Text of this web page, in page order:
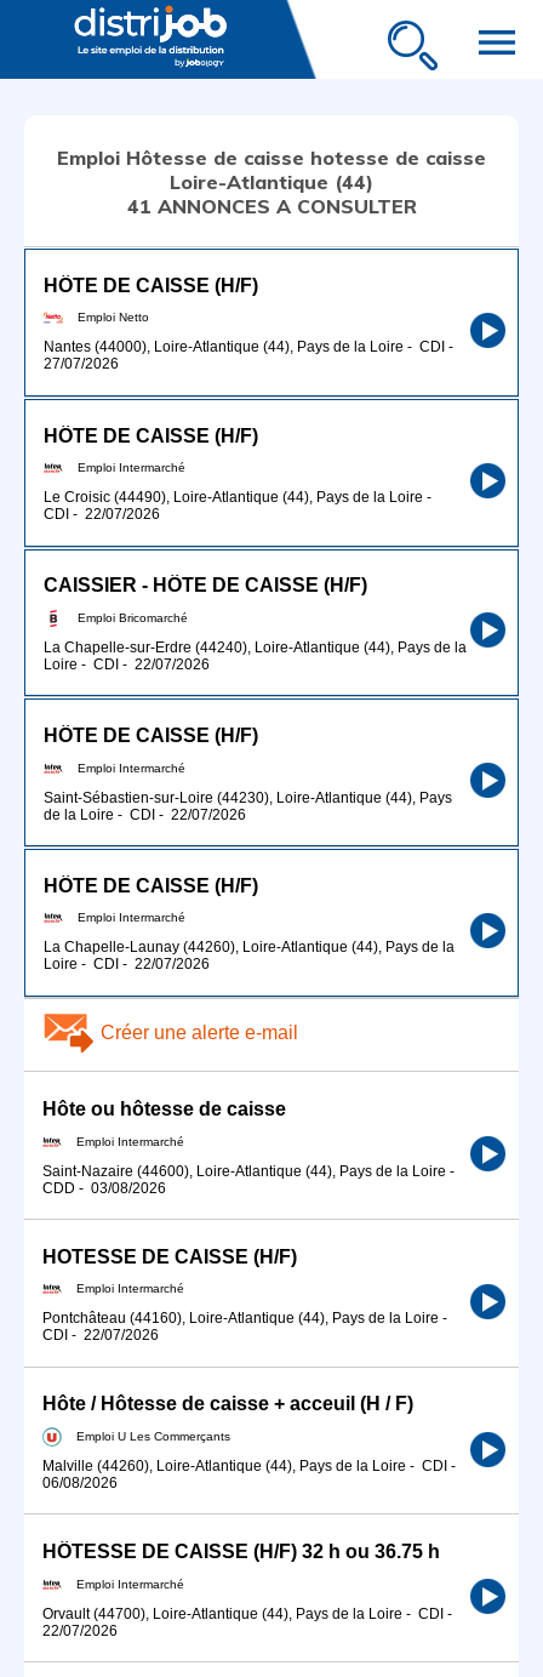
menu
Emploi Hôtesse de caisse hotesse de caisse
Loire-Atlantique (44)
41 ANNONCES A CONSULTER
HÔTE DE CAISSE (H/F)
Emploi Netto
Nantes (44000), Loire-Atlantique (44), Pays de la Loire - CDI -
27/07/2026
HÔTE DE CAISSE (H/F)
Emploi Intermarché
Le Croisic (44490), Loire-Atlantique (44), Pays de la Loire -
CDI - 22/07/2026
CAISSIER - HÔTE DE CAISSE (H/F)
Emploi Bricomarché
La Chapelle-sur-Erdre (44240), Loire-Atlantique (44), Pays de la
Loire - CDI - 22/07/2026
HÔTE DE CAISSE (H/F)
Emploi Intermarché
Saint-Sébastien-sur-Loire (44230), Loire-Atlantique (44), Pays
de la Loire - CDI - 22/07/2026
HÔTE DE CAISSE (H/F)
Emploi Intermarché
La Chapelle-Launay (44260), Loire-Atlantique (44), Pays de la
Loire - CDI - 22/07/2026
Créer une alerte e-mail
Hôte ou hôtesse de caisse
Emploi Intermarché
Saint-Nazaire (44600), Loire-Atlantique (44), Pays de la Loire -
CDD - 03/08/2026
HOTESSE DE CAISSE (H/F)
Emploi Intermarché
Pontchâteau (44160), Loire-Atlantique (44), Pays de la Loire -
CDI - 22/07/2026
Hôte / Hôtesse de caisse + acceuil (H / F)
Emploi U Les Commerçants
Malville (44260), Loire-Atlantique (44), Pays de la Loire - CDI -
06/08/2026
HÔTESSE DE CAISSE (H/F) 32 h ou 36.75 h
Emploi Intermarché
Orvault (44700), Loire-Atlantique (44), Pays de la Loire - CDI -
22/07/2026